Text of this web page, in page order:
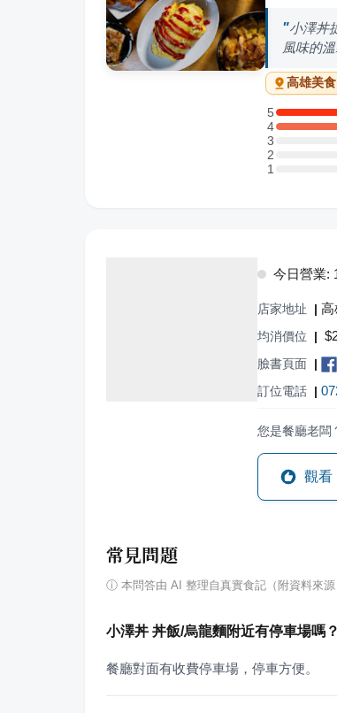
小澤丼
風味的溫
高雄美
5
5 星：7 則
4
4 星：6 則
3
3 星：0 則
2
2 星：0 則
11 星：0 則
今日營業:
店家地址 | 高
均消價位 | $
臉書頁面 |
訂位電話 |
您是餐廳老闆
觀看
常見問題
ⓘ 本問答由 AI 整理自真實食記（附資料來源
小澤丼 丼飯/烏龍麵附近有停車場嗎？
餐廳對面有收費停車場，停車方便。